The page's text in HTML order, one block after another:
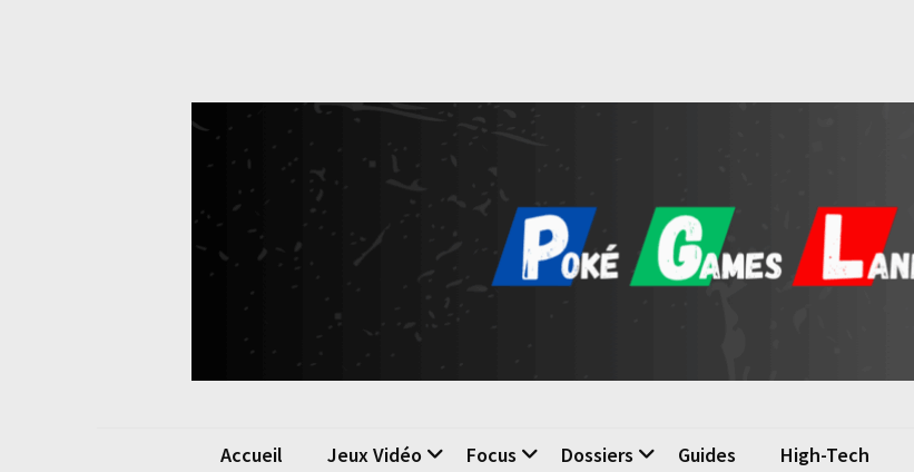
Poké Games Land
La passion du jeu vidéo
Accueil Jeux Vidéo Focus Dossiers Guides High-Tech